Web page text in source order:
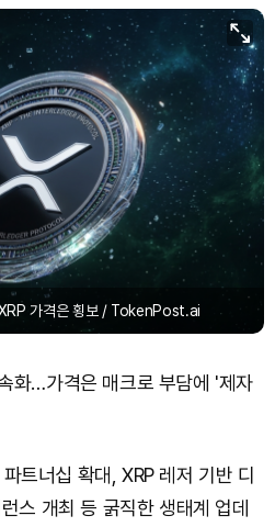
가격은 횡보 / TokenPost.ai
화…가격은 매크로 부담에 '제자
트너십 확대, XRP 레저 기반 디
스 개최 등 굵직한 생태계 업데